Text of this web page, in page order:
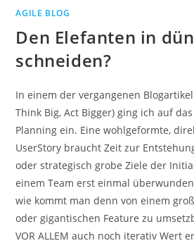
AGILE BLOG
Den Elefanten in
schneiden?
In einem der vergangenen
Think Big, Act Bigger) ging ich auf
Planning ein. Eine wohlgeformte,
UserStory braucht Zeit zur
oder strategisch grobe Ziele der
einem Team erst einmal
wie kommt man denn von einem
oder gigantischen Feature zu
VOR ALLEM auch noch iterativ Wert